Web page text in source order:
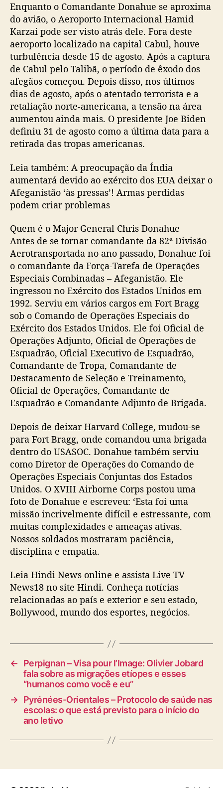
Enquanto o Comandante Donahue se aproxima
do avião, o Aeroporto Internacional Hamid
Karzai pode ser visto atrás dele. Fora deste
aeroporto localizado na capital Cabul, houve
turbulência desde 15 de agosto. Após a captura
de Cabul pelo Talibã, o período de êxodo dos
afegãos começou. Depois disso, nos últimos
dias de agosto, após o atentado terrorista e a
retaliação norte-americana, a tensão na área
aumentou ainda mais. O presidente Joe Biden
definiu 31 de agosto como a última data para a
retirada das tropas americanas.
Leia também: A preocupação da Índia
aumentará devido ao exército dos EUA deixar o
Afeganistão ‘às pressas’! Armas perdidas
podem criar problemas
Quem é o Major General Chris Donahue
Antes de se tornar comandante da 82ª Divisão
Aerotransportada no ano passado, Donahue foi
o comandante da Força-Tarefa de Operações
Especiais Combinadas – Afeganistão. Ele
ingressou no Exército dos Estados Unidos em
1992. Serviu em vários cargos em Fort Bragg
sob o Comando de Operações Especiais do
Exército dos Estados Unidos. Ele foi Oficial de
Operações Adjunto, Oficial de Operações de
Esquadrão, Oficial Executivo de Esquadrão,
Comandante de Tropa, Comandante de
Destacamento de Seleção e Treinamento,
Oficial de Operações, Comandante de
Esquadrão e Comandante Adjunto de Brigada.
Depois de deixar Harvard College, mudou-se
para Fort Bragg, onde comandou uma brigada
dentro do USASOC. Donahue também serviu
como Diretor de Operações do Comando de
Operações Especiais Conjuntas dos Estados
Unidos. O XVIII Airborne Corps postou uma
foto de Donahue e escreveu: ‘Esta foi uma
missão incrivelmente difícil e estressante, com
muitas complexidades e ameaças ativas.
Nossos soldados mostraram paciência,
disciplina e empatia.
Leia Hindi News online e assista Live TV
News18 no site Hindi. Conheça notícias
relacionadas ao país e exterior e seu estado,
Bollywood, mundo dos esportes, negócios.
←
Perpignan – Visa pour l’Image: Olivier Jobard
fala sobre as migrações etíopes e esses
“humanos como você e eu”
→ Pyrénées-Orientales – Protocolo de saúde nas
escolas: o que está previsto para o início do
ano letivo